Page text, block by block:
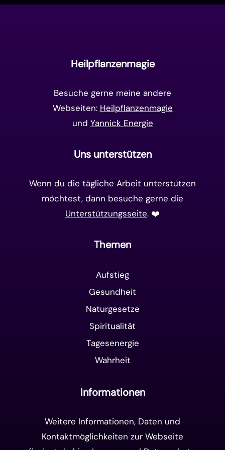
Heilpflanzenmagie
Besuche gerne meine andere
Webseiten: Heilpflanzenmagie
und Yannick Energie
Uns unterstützen
Wenn du die tägliche Arbeit unterstützen
möchtest, dann besuche gerne die
Unterstützungsseite. ❤️️
Themen
Aufstieg
Gesundheit
Naturgesetze
Spiritualität
Tagesenergie
Wahrheit
Informationen
Weitere Informationen, Daten und
Kontaktmöglichkeiten zur Webseite